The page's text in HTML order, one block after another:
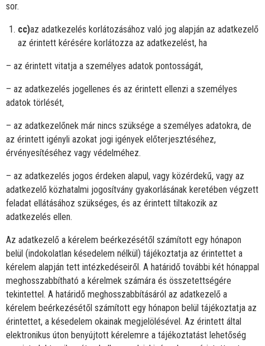
sor.
cc)az adatkezelés korlátozásához való jog alapján az adatkezelő
az érintett kérésére korlátozza az adatkezelést, ha
– az érintett vitatja a személyes adatok pontosságát,
– az adatkezelés jogellenes és az érintett ellenzi a személyes
adatok törlését,
– az adatkezelőnek már nincs szüksége a személyes adatokra, de
az érintett igényli azokat jogi igények előterjesztéséhez,
érvényesítéséhez vagy védelméhez.
– az adatkezelés jogos érdeken alapul, vagy közérdekű, vagy az
adatkezelő közhatalmi jogosítvány gyakorlásának keretében végzett
feladat ellátásához szükséges, és az érintett tiltakozik az
adatkezelés ellen.
Az adatkezelő a kérelem beérkezésétől számított egy hónapon
belül (indokolatlan késedelem nélkül) tájékoztatja az érintettet a
kérelem alapján tett intézkedéseiről. A határidő további két hónappal
meghosszabbítható a kérelmek számára és összetettségére
tekintettel. A határidő meghosszabbításáról az adatkezelő a
kérelem beérkezésétől számított egy hónapon belül tájékoztatja az
érintettet, a késedelem okainak megjelölésével. Az érintett által
elektronikus úton benyújtott kérelemre a tájékoztatást lehetőség